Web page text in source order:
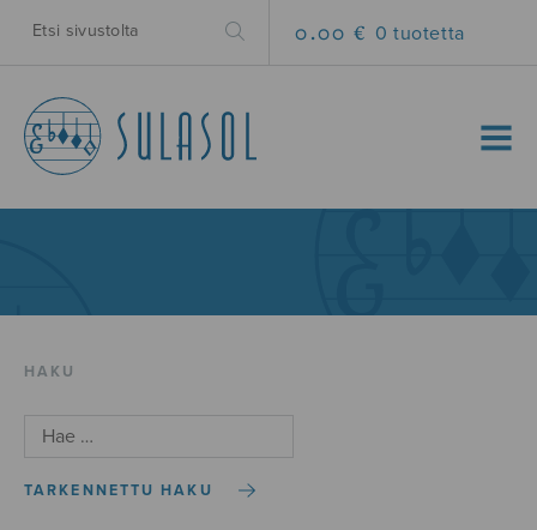
0.00 € 0 tuotetta
MENU
HAKU
TARKENNETTU HAKU